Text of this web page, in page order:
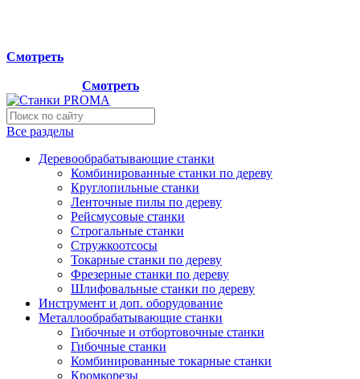
Смотреть
Смотреть
Все разделы
Деревообрабатывающие станки
Комбинированные станки по дереву
Круглопильные станки
Ленточные пилы по дереву
Рейсмусовые станки
Строгальные станки
Стружкоотсосы
Токарные станки по дереву
Фрезерные станки по дереву
Шлифовальные станки по дереву
Инструмент и доп. оборудование
Металлообрабатывающие станки
Гибочные и отбортовочные станки
Гибочные станки
Комбинированные токарные станки
Кромкорезы